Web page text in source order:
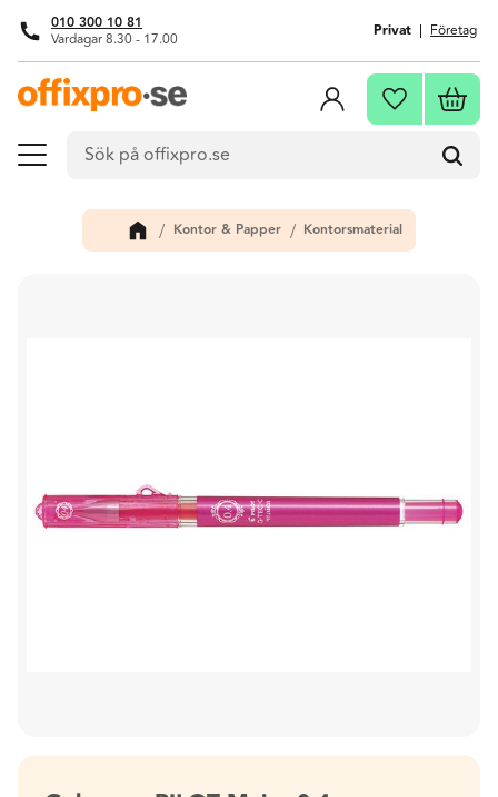
Meny
010 300 10 81
Vardagar 8.30 - 17.00 Privat Företag
Favoriter
Kontor & Papper Kontorsmaterial